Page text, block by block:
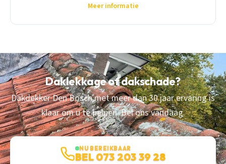
Meer informatie
Daklekkage of dakschade?
Dakdekker Den Bosch met meer dan 30 jaar ervaring is
klaar om u te helpen. Bel ons vandaag.
NU BEREIKBAAR
BEL 073 203 39 28